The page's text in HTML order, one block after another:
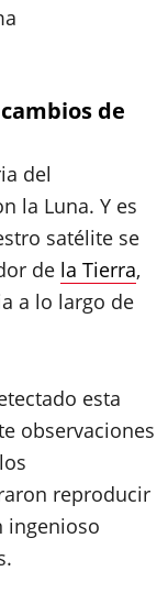
de
del
la Luna. Y es
satélite se
de la Tierra,
a lo largo de
esta
observaciones
reproducir
ingenioso